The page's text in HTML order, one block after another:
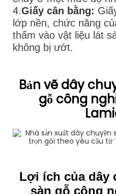
4.Giấy cân bằng:
lớp nền, chức năng
thấm vào vật liệu lát
không bị ướt.
Bản vẽ dây
gỗ công
Lợi ích của dây
sàn gỗ công